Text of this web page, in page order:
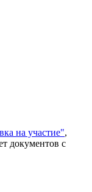
на участие",
документов с